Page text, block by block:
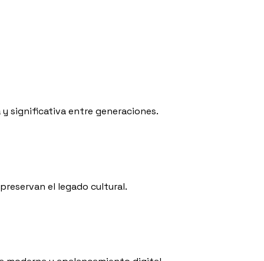
y significativa entre generaciones.
el legado cultural.